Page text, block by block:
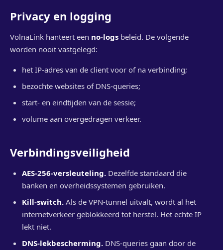
Privacy en logging
VolnaLink hanteert een no-logs beleid. De volgende
worden nooit vastgelegd:
het IP-adres van de client voor of na verbinding;
bezochte websites of DNS-queries;
start- en eindtijden van de sessie;
volume aan overgedragen verkeer.
Verbindingsveiligheid
AES-256-versleuteling. Dezelfde standaard die
banken en overheidssystemen gebruiken.
Kill-switch. Als de VPN-tunnel uitvalt, wordt al het
internetverkeer geblokkeerd tot herstel. Het echte IP
lekt niet.
DNS-lekbescherming. DNS-queries gaan door de